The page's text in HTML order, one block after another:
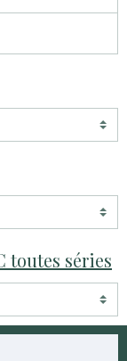
toutes séries